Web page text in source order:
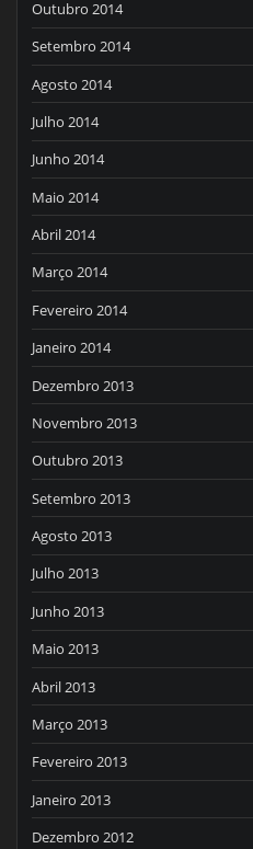
Outubro 2014
Setembro 2014
Agosto 2014
Julho 2014
Junho 2014
Maio 2014
Abril 2014
Março 2014
Fevereiro 2014
Janeiro 2014
Dezembro 2013
Novembro 2013
Outubro 2013
Setembro 2013
Agosto 2013
Julho 2013
Junho 2013
Maio 2013
Abril 2013
Março 2013
Fevereiro 2013
Janeiro 2013
Dezembro 2012